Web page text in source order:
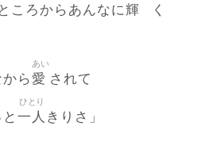
ころからあんなに輝 く
ら愛
あい
されて
一人
ひとり
きりさ」